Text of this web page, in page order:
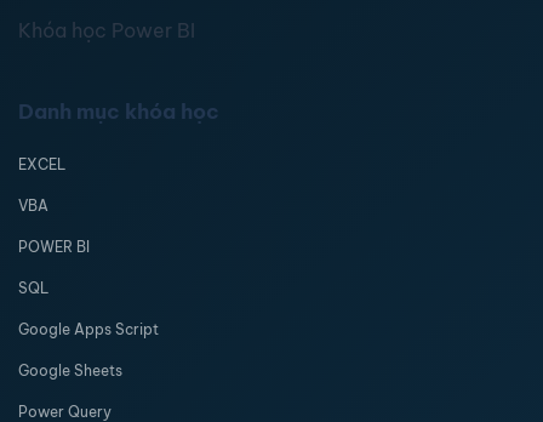
Khóa học Power BI
Danh mục khóa học
EXCEL
VBA
POWER BI
SQL
Google Apps Script
Google Sheets
Power Query